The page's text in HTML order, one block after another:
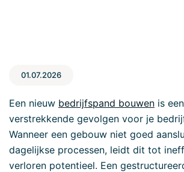
01.07.2026
Een nieuw bedrijfspand bouwen is
verstrekkende gevolgen voor je
Wanneer een gebouw niet goed
dagelijkse processen, leidt dit tot
verloren potentieel. Een